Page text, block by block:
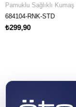
Kumaş
STD